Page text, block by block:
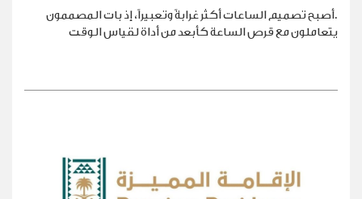
.أصبح تصميم الساعات أكثر غرابةً وتعبيراً، إذ بات المصممون
يتعاملون مع قرص الساعة كأبعد من أداة لقياس الوقت